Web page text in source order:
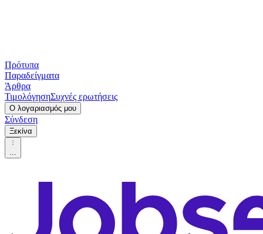
Πρότυπα
Παραδείγματα
Άρθρα
ΤιμολόγησηΣυχνές ερωτήσεις
Ο λογαριασμός μου
Σύνδεση
Ξεκίνα
...